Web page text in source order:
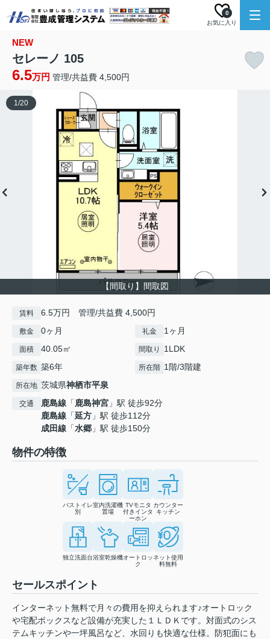
お気に入り
0
NEW
セレーノ 105
6.5万円 管理/共益費 4,500円
【間取り】間取図
1/20
賃料 6.5万円 管理/共益費 4,500円
敷金 0ヶ月 礼金 1ヶ月
面積 40.05㎡ 間取り 1LDK
築年数 築6年 所在階 1階/3階建
所在地 茨城県神栖市平泉
交通 鹿島線 「鹿島神宮 」駅 徒歩92分
鹿島線 「延方 」駅 徒歩112分
成田線 「水郷 」駅 徒歩150分
物件の特徴
バストイレ
別
室内洗濯機
置場
TVモニタ
付きインタ
ーホン
カウンター
キッチン
独立洗面台浴室乾燥機オートロッ
ク
ネット使用
料無料
セールスポイント
インターネット無料で月々の費用を抑えられます♪オートロック
や宅配ボックスなど設備が充実した１ＬＤＫです。対面式のシス
テムキッチンや一坪風呂など、水回りも快適な仕様。防犯面にも